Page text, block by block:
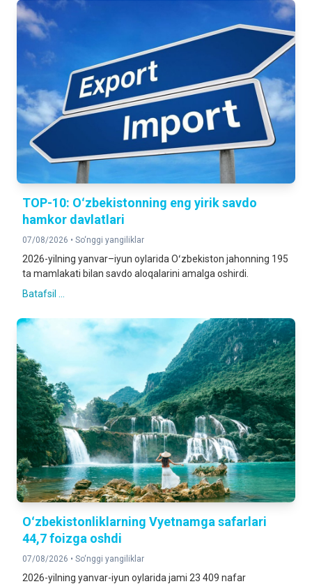
2025-yilning yanvar-iyun oylariga nisbatan foizda
DOIMIY AHOLI SONI
4 413 676
2026-yil 1-iyul holatiga
TOP-10: Oʻzbekistonning eng yirik savdo
hamkor davlatlari
07/08/2026 • So‘nggi yangiliklar
2026-yilning yanvar–iyun oylarida Oʻzbekiston jahonning 195
ta mamlakati bilan savdo aloqalarini amalga oshirdi.
Batafsil ...
Oʻzbekistonliklarning Vyetnamga safarlari
44,7 foizga oshdi
07/08/2026 • So‘nggi yangiliklar
2026-yilning yanvar-iyun oylarida jami 23 409 nafar